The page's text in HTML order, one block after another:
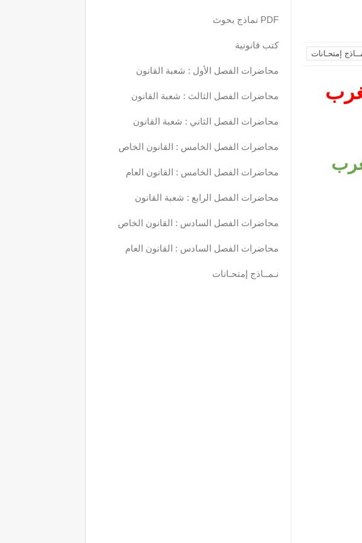
إمتحـانات
PDF نماذج بحوث
كتب قانونية
محاضرات الفصل الأول : شعبة القانون
محاضرات الفصل الثالث : شعبة القانون
محاضرات الفصل الثاني : شعبة القانون
محاضرات الفصل الخامس : القانون الخاص
محاضرات الفصل الخامس : القانون العام
محاضرات الفصل الرابع : شعبة القانون
محاضرات الفصل السادس : القانون الخاص
محاضرات الفصل السادس : القانون العام
نـمــاذج إمتحـانات